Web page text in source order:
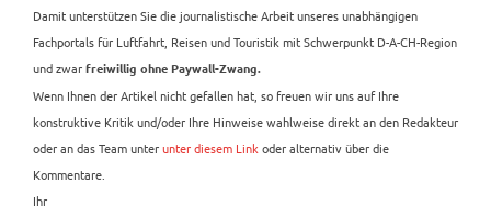
Damit unterstützen Sie die journalistische Arbeit unseres unabhängigen
Fachportals für Luftfahrt, Reisen und Touristik mit Schwerpunkt D-A-CH-Region
und zwar freiwillig ohne Paywall-Zwang.
Wenn Ihnen der Artikel nicht gefallen hat, so freuen wir uns auf Ihre
konstruktive Kritik und/oder Ihre Hinweise wahlweise direkt an den Redakteur
oder an das Team unterunter diesem Linkoder alternativ über die
Kommentare.
Ihr